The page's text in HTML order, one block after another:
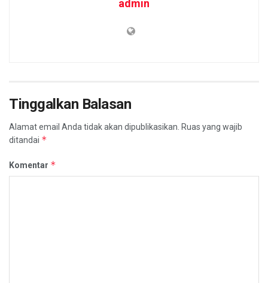
admin
Tinggalkan Balasan
Alamat email Anda tidak akan dipublikasikan. Ruas yang wajib
ditandai *
Komentar *